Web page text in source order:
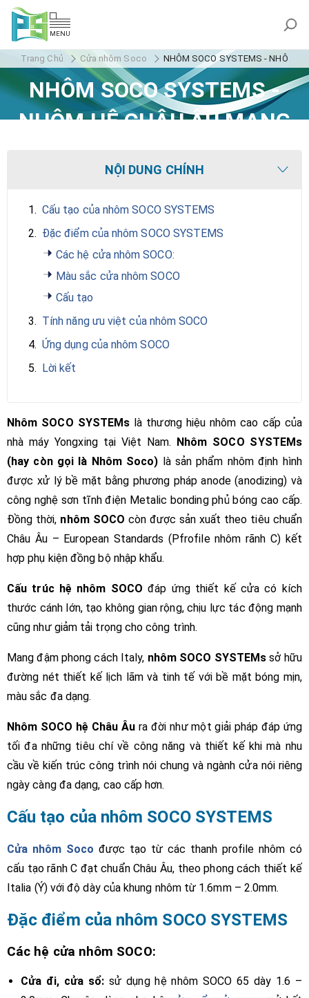
MENU
Trang Chủ Cửa nhôm Soco NHÔM SOCO SYSTEMS - NHÔM
NHÔM SOCO SYSTEMS -
NHÔM HỆ CHÂU ÂU MANG
NỘI DUNG CHÍNH
1. Cấu tạo của nhôm SOCO SYSTEMS
2. Đặc điểm của nhôm SOCO SYSTEMS
Các hệ cửa nhôm SOCO:
Màu sắc cửa nhôm SOCO
Cấu tạo
3. Tính năng ưu việt của nhôm SOCO
4. Ứng dụng của nhôm SOCO
5. Lời kết
Nhôm SOCO SYSTEMs là thương hiệu nhôm cao cấp của
nhà máy Yongxing tại Việt Nam. Nhôm SOCO SYSTEMs
(hay còn gọi là Nhôm Soco) là sản phẩm nhôm định hình
được xử lý bề mặt bằng phương pháp anode (anodizing) và
công nghệ sơn tĩnh điện Metalic bonding phủ bóng cao cấp.
Đồng thời, nhôm SOCO còn được sản xuất theo tiêu chuẩn
Châu Âu – European Standards (Pfrofile nhôm rãnh C) kết
hợp phụ kiện đồng bộ nhập khẩu.
Cấu trúc hệ nhôm SOCO đáp ứng thiết kế cửa có kích
thước cánh lớn, tạo không gian rộng, chịu lực tác động mạnh
cũng như giảm tải trọng cho công trình.
Mang đậm phong cách Italy, nhôm SOCO SYSTEMs sở hữu
đường nét thiết kế lịch lãm và tinh tế với bề mặt bóng mịn,
màu sắc đa dạng.
Nhôm SOCO hệ Châu Âura đời như một giải pháp đáp ứng
tối đa những tiêu chí về công năng và thiết kế khi mà nhu
cầu về kiến trúc công trình nói chung và ngành cửa nói riêng
ngày càng đa dạng, cao cấp hơn.
Cấu tạo của nhôm SOCO SYSTEMS
Cửa nhôm Soco được tạo từ các thanh profile nhôm có
cấu tạo rãnh C đạt chuẩn Châu Âu, theo phong cách thiết kế
Italia (Ý) với độ dày của khung nhôm từ 1.6mm – 2.0mm.
Đặc điểm của nhôm SOCO SYSTEMS
Các hệ cửa nhôm SOCO:
Cửa đi, cửa sổ: sử dụng hệ nhôm SOCO 65 dày 1.6 –